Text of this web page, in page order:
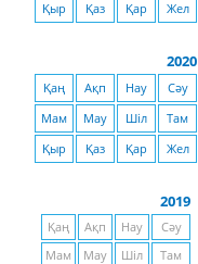
Қыр
Қаз Қар Жел
2020
Қаң Ақп Нау
Сәу
Мам
Мау Шіл
Там
Қыр
Қаз Қар Жел
2019
Қаң Ақп Нау
Сәу
Мам
Мау Шіл
Там